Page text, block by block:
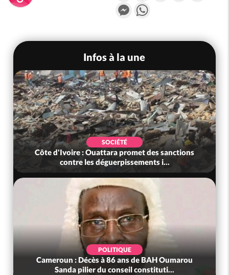
Messenger
Infos à la une
SOCIÉTÉ
Côte d'Ivoire : Ouattara promet des sanctions
contre les déguerpissements i...
POLITIQUE
Cameroun : Décès à 86 ans de BAH Oumarou
Sanda pilier du conseil constituti...